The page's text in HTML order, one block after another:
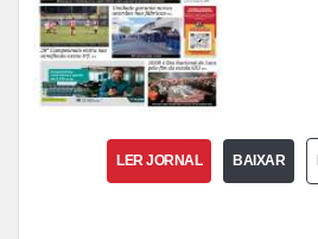
LER JORNAL BAIXAR